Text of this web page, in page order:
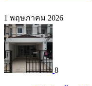
1 พฤษภาคม 2026
8